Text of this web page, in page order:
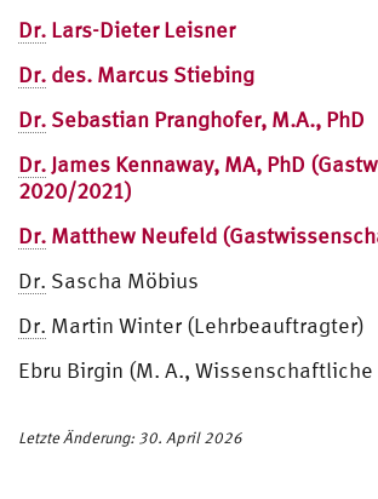
Dr. Lars-Dieter Leisner
Dr. des. Marcus Stiebing
Dr. Sebastian Pranghofer, M.A., PhD
Dr. James Kennaway, MA, PhD
2020/2021)
Dr. Matthew Neufeld
Dr. Sascha Möbius
Dr. Martin Winter (Lehrbeauftragter)
Ebru Birgin (M. A.,
Letzte Änderung: 30. April 2026